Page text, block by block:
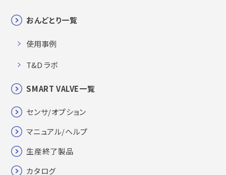
おんどとり一覧
使用事例
T&D ラボ
SMART VALVE一覧
センサ/オプション
マニュアル/ヘルプ
生産終了製品
カタログ